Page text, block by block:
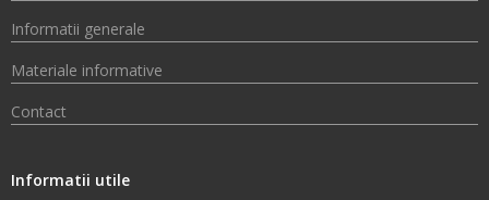
Informatii generale
Materiale informative
Contact
Informatii utile